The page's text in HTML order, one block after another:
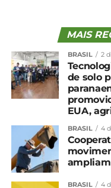
MAIS
BRASIL 2
de solo
EUA,
BRASIL 4
BRASIL 4